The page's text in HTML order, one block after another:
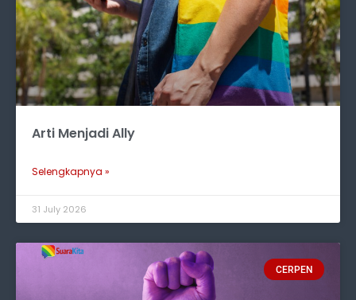
Arti Menjadi Ally
Selengkapnya »
31 July 2026
CERPEN